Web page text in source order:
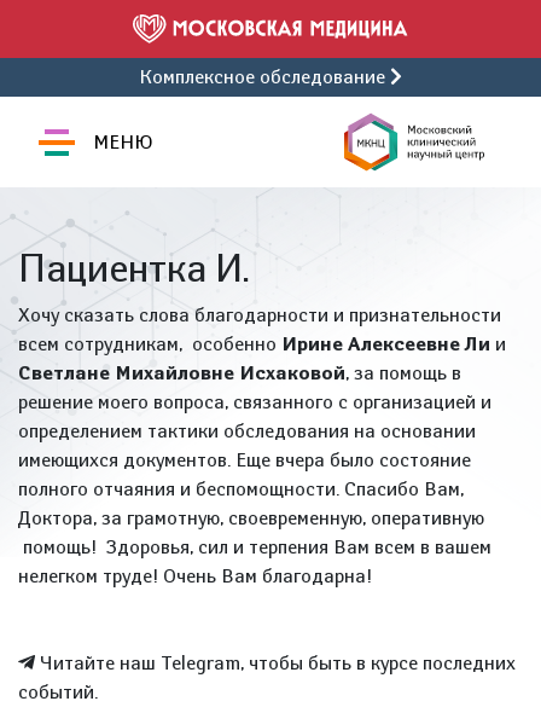
Комплексное обследование
МЕНЮ
Пациентка И.
Хочу сказать слова благодарности и признательности
всем сотрудникам, особенно Ирине Алексеевне Ли и
Светлане Михайловне Исхаковой, за помощь в
решение моего вопроса, связанного с организацией и
определением тактики обследования на основании
имеющихся документов. Еще вчера было состояние
полного отчаяния и беспомощности. Спасибо Вам,
Доктора, за грамотную, своевременную, оперативную
помощь! Здоровья, сил и терпения Вам всем в вашем
нелегком труде! Очень Вам благодарна!
Читайте наш Telegram, чтобы быть в курсе последних
событий.